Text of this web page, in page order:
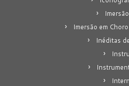
Imersão em
Inéditas